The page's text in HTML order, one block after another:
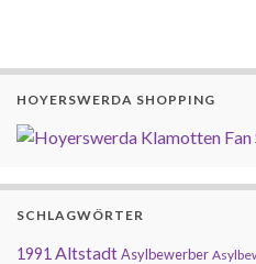
HOYERSWERDA SHOPPING
SCHLAGWÖRTER
1991 AltstadtAsylbewerber